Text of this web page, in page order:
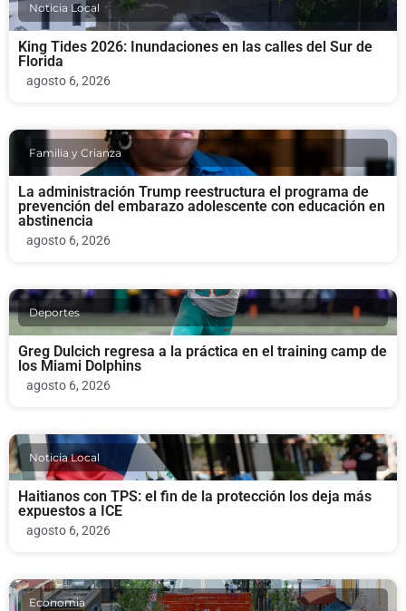
Noticia Local
King Tides 2026: Inundaciones en las calles del Sur de
Florida
agosto 6, 2026
Familia y Crianza
La administración Trump reestructura el programa de
prevención del embarazo adolescente con educación en
abstinencia
agosto 6, 2026
Deportes
Greg Dulcich regresa a la práctica en el training camp de
los Miami Dolphins
agosto 6, 2026
Noticia Local
Haitianos con TPS: el fin de la protección los deja más
expuestos a ICE
agosto 6, 2026
Economia